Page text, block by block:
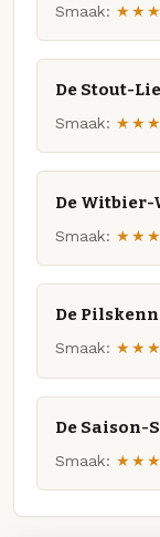
Smaak:
De Stout-
Smaak:
De Witbier-
Smaak:
De
Smaak:
De Saison-
Smaak: